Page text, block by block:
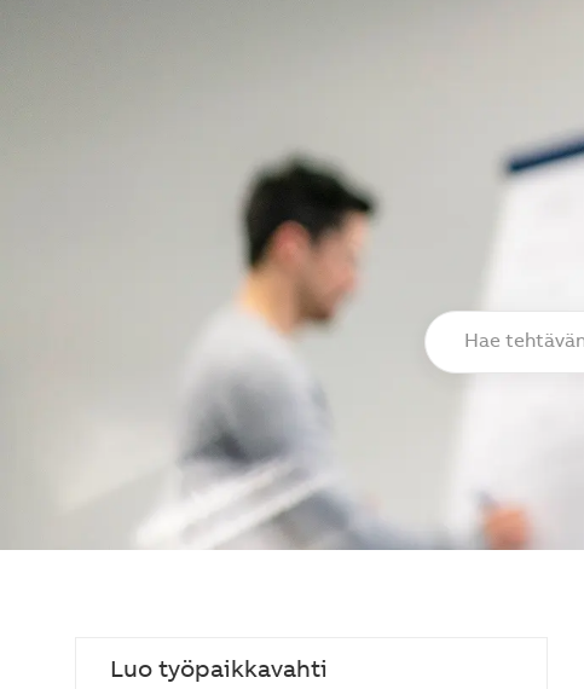
Hae
Luo työpaikkavahti